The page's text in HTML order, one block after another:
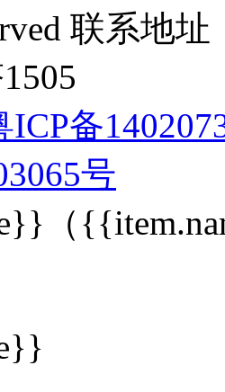
联系地址
ICP备
号
（